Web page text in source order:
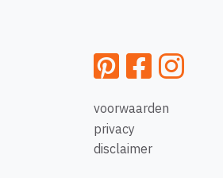
voorwaarden
privacy
disclaimer